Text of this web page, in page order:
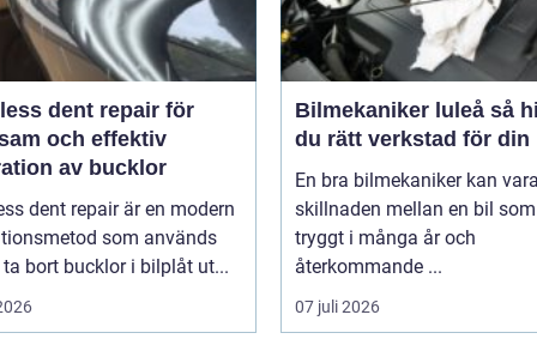
dent repair för
och effektiv
av bucklor
dent repair är en modern
som används
bort bucklor i bilplåt ut...
Bilmekaniker luleå så hittar
du rätt verkstad för din
En bra bilmekaniker kan
skillnaden mellan en bil
tryggt i många år och
återkommande ...
07 juli 2026